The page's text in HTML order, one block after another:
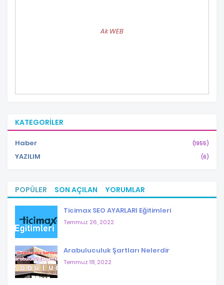
Ak WEB
KATEGORILER
Haber (1955)
YAZILIM (6)
POPÜLER SON AÇILAN YORUMLAR
Ticimax SEO AYARLARI Eğitimleri
Temmuz 26, 2022
Arabuluculuk Şartları Nelerdir
Temmuz 18, 2022